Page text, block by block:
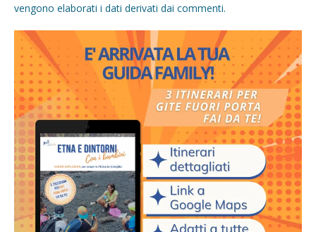
vengono elaborati i dati derivati dai commenti.